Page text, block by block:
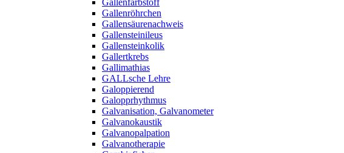
Gallenfarbstoff
Gallenröhrchen
Gallensäurenachweis
Gallensteinileus
Gallensteinkolik
Gallertkrebs
Gallimathias
GALLsche Lehre
Galoppierend
Galopprhythmus
Galvanisation, Galvanometer
Galvanokaustik
Galvanopalpation
Galvanotherapie